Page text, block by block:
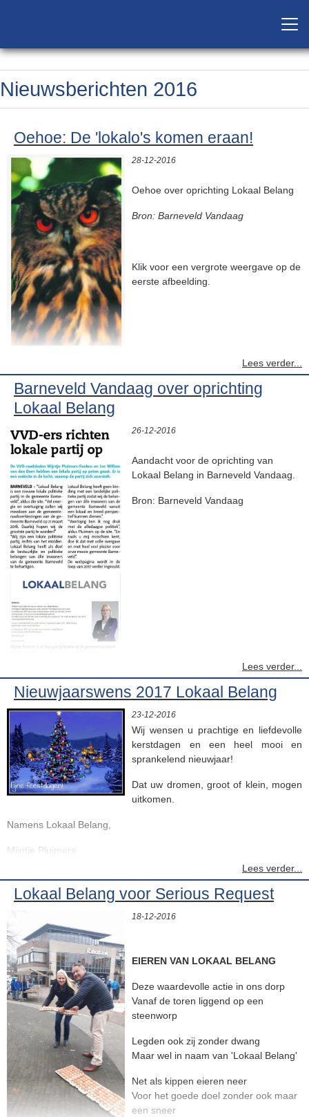
Nieuwsberichten 2016
Oehoe: De 'lokalo's komen eraan!
28-12-2016
Oehoe over oprichting Lokaal Belang
Bron: Barneveld Vandaag
Klik voor een vergrote weergave op de
eerste afbeelding.
Lees verder...
Barneveld Vandaag over oprichting
Lokaal Belang
26-12-2016
Aandacht voor de oprichting van
Lokaal Belang in Barneveld Vandaag.
Bron: Barneveld Vandaag
Lees verder...
Nieuwjaarswens 2017 Lokaal Belang
23-12-2016
Wij wensen u prachtige en liefdevolle
kerstdagen en een heel mooi en
sprankelend nieuwjaar!
Dat uw dromen, groot of klein, mogen
uitkomen.
Namens Lokaal Belang,
Mijntje Pluimers
Lees verder...
Lokaal Belang voor Serious Request
18-12-2016
EIEREN VAN LOKAAL BELANG
Deze waardevolle actie in ons dorp
Vanaf de toren liggend op een
steenworp
Legden ook zij zonder dwang
Maar wel in naam van 'Lokaal Belang'
Net als kippen eieren neer
Voor het goede doel zonder ook maar
een sneer